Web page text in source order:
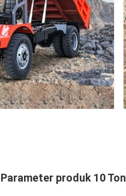
Parameter produk 10 Ton